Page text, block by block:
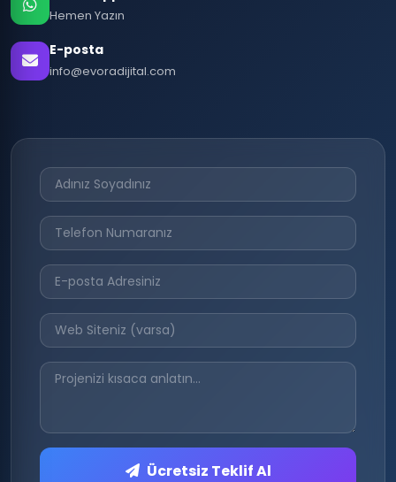
Hemen Yazın
E-posta
info@evoradijital.com
Ücretsiz Teklif Al